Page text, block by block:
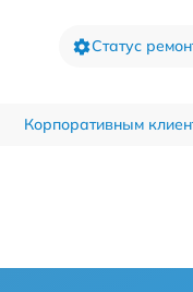
Статус
Корпоративным